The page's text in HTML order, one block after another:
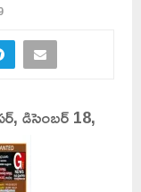
డిసెంబర్ 18,